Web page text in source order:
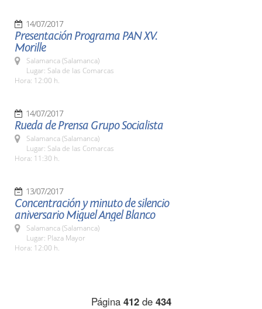
14/07/2017
Presentación Programa PAN XV.
Morille
Salamanca (Salamanca)
Lugar: Sala de las Comarcas
Hora: 12:00 h.
14/07/2017
Rueda de Prensa Grupo Socialista
Salamanca (Salamanca)
Lugar: Sala de las Comarcas
Hora: 11:30 h.
13/07/2017
Concentración y minuto de silencio
aniversario Miguel Angel Blanco
Salamanca (Salamanca)
Lugar: Plaza Mayor
Hora: 12:00 h.
Página 412de 434